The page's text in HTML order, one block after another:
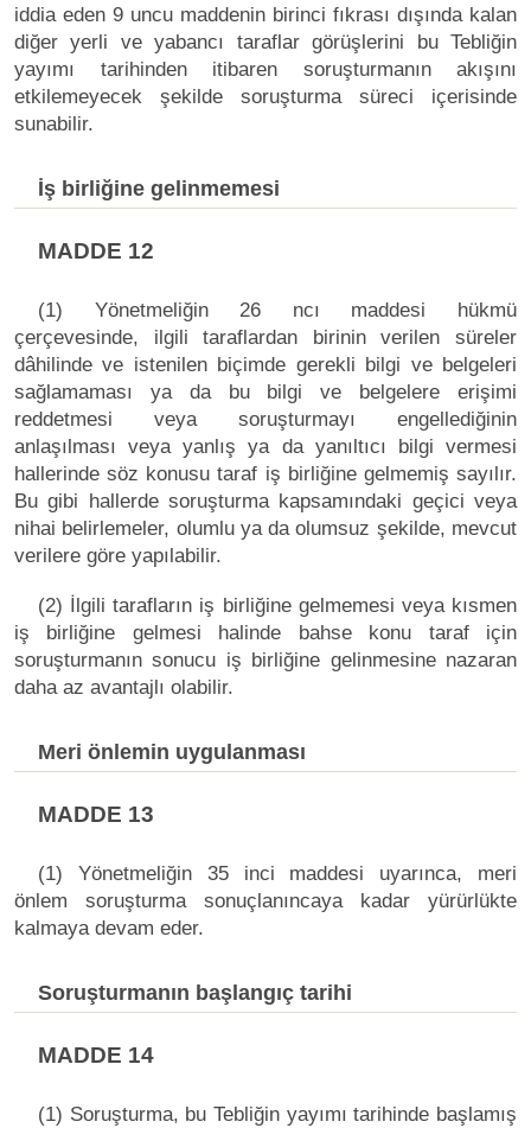
iddia eden 9 uncu maddenin birinci fıkrası dışında kalan
diğer yerli ve yabancı taraflar görüşlerini bu Tebliğin
yayımı tarihinden itibaren soruşturmanın akışını
etkilemeyecek şekilde soruşturma süreci içerisinde
sunabilir.
İş birliğine gelinmemesi
MADDE 12
(1) Yönetmeliğin 26 ncı maddesi hükmü
çerçevesinde, ilgili taraflardan birinin verilen süreler
dâhilinde ve istenilen biçimde gerekli bilgi ve belgeleri
sağlamaması ya da bu bilgi ve belgelere erişimi
reddetmesi veya soruşturmayı engellediğinin
anlaşılması veya yanlış ya da yanıltıcı bilgi vermesi
hallerinde söz konusu taraf iş birliğine gelmemiş sayılır.
Bu gibi hallerde soruşturma kapsamındaki geçici veya
nihai belirlemeler, olumlu ya da olumsuz şekilde, mevcut
verilere göre yapılabilir.
(2) İlgili tarafların iş birliğine gelmemesi veya kısmen
iş birliğine gelmesi halinde bahse konu taraf için
soruşturmanın sonucu iş birliğine gelinmesine nazaran
daha az avantajlı olabilir.
Meri önlemin uygulanması
MADDE 13
(1) Yönetmeliğin 35 inci maddesi uyarınca, meri
önlem soruşturma sonuçlanıncaya kadar yürürlükte
kalmaya devam eder.
Soruşturmanın başlangıç tarihi
MADDE 14
(1) Soruşturma, bu Tebliğin yayımı tarihinde başlamış